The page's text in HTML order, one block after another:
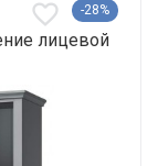
-28%
лицевой